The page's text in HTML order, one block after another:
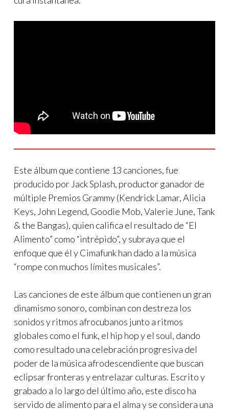
Este álbum que contiene 13 canciones, fue
producido por Jack Splash, productor ganador de
múltiple Premios Grammy (Kendrick Lamar, Alicia
Keys, John Legend, Goodie Mob, Valerie June, Tank
& the Bangas), quien califica el resultado de “El
Alimento” como “intrépido”, y subraya que el
enfoque que él y Cimafunk han dado a la música
“rompe con muchos límites musicales”.
Las canciones de este álbum que contienen un gran
dinamismo sonoro, combinan con destreza los
sonidos y ritmos afrocubanos junto a ritmos
globales como el funk, el hip hop y el soul, dando
como resultado una celebración progresiva del
poder de la música afrodescendiente que buscan
eclipsar fronteras y entrelazar culturas. Escrito y
grabado a lo largo del último año, este disco ha
servido de alimento para el alma y se considera una